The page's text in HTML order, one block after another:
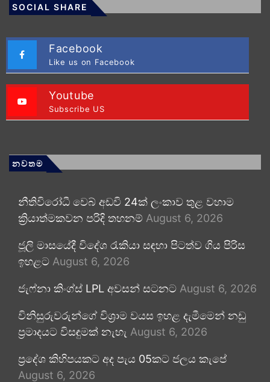
SOCIAL SHARE
Facebook
Like us on Facebook
Youtube
Subscribe US
නවතම
නීතිවිරෝධී වෙබ් අඩවි 24ක් ලංකාව තුළ වහාම
ක්‍රියාත්මකවන පරිදි තහනම් August 6, 2026
ජූලි මාසයේදී විදේශ රැකියා සඳහා පිටත්ව ගිය පිරිස
ඉහළට August 6, 2026
ජැෆ්නා කිංග්ස් LPL අවසන් සටනට August 6, 2026
විනිසුරුවරුන්ගේ විශ්‍රාම වයස ඉහළ දැමීමෙන් නඩු
ප්‍රමාදයට විසඳුමක් නැහැ August 6, 2026
ප්‍රදේශ කිහිපයකට අද පැය 05කට ජලය කැපේ
August 6, 2026